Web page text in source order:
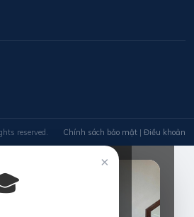
reserved. Chính sách bảo mật | Điều khoản
×